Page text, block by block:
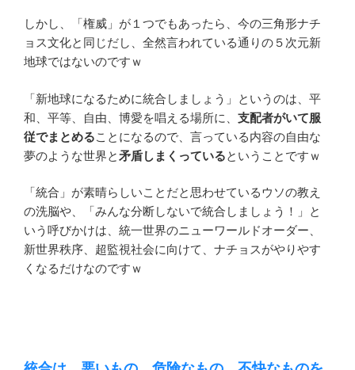
しかし、「権威」が１つでもあったら、今の三角形ナチ
ョス文化と同じだし、全然言われている通りの５次元新
地球ではないのですｗ
「新地球になるために統合しましょう」というのは、平
和、平等、自由、博愛を唱える場所に、 支配者がいて服
従でまとめることになるので、言っている内容の自由な
夢のような世界と矛盾しまくっているということですｗ
「統合」が素晴らしいことだと思わせているウソの教え
の洗脳や、「みんな分断しないで統合しましょう！」と
いう呼びかけは、統一世界のニューワールドオーダー、
新世界秩序、超監視社会に向けて、ナチョスがやりやす
くなるだけなのですｗ